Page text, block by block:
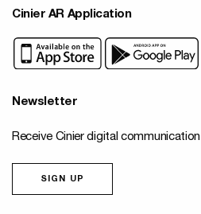
Cinier AR Application
Newsletter
Receive Cinier digital communication
SIGN UP